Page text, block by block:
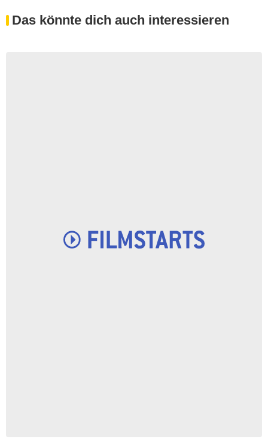
Das könnte dich auch interessieren